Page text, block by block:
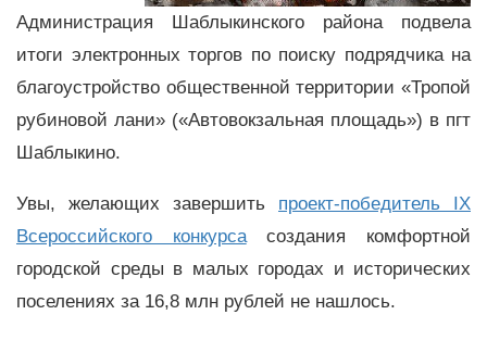
Администрация Шаблыкинского района подвела
итоги электронных торгов по поиску подрядчика на
благоустройство общественной территории «Тропой
рубиновой лани» («Автовокзальная площадь») в пгт
Шаблыкино.
Увы, желающих завершить проект-победитель IX
Всероссийского конкурсасоздания комфортной
городской среды в малых городах и исторических
поселениях за 16,8 млн рублей не нашлось.